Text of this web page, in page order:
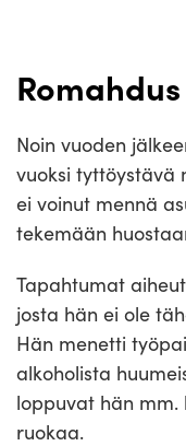
Romahdus
Noin vuoden
vuoksi tyttöystävä
ei voinut mennä
tekemään
Tapahtumat
josta hän ei ole
Hän menetti
alkoholista
loppuvat hän
ruokaa.